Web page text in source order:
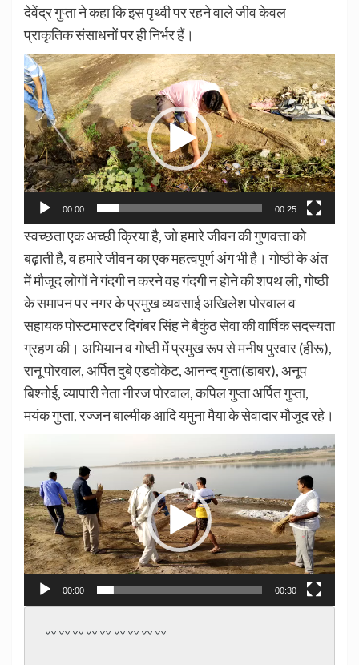
देवेंद्र गुप्ता ने कहा कि इस पृथ्वी पर रहने वाले जीव केवल
प्राकृतिक संसाधनों पर ही निर्भर हैं।
Video
Player
00:00 00:25
स्वच्छता एक अच्छी क्रिया है, जो हमारे जीवन की गुणवत्ता को
बढ़ाती है, व हमारे जीवन का एक महत्वपूर्ण अंग भी है। गोष्ठी के अंत
में मौजूद लोगों ने गंदगी न करने वह गंदगी न होने की शपथ ली, गोष्ठी
के समापन पर नगर के प्रमुख व्यवसाई अखिलेश पोरवाल व
सहायक पोस्टमास्टर दिगंबर सिंह ने बैकुंठ सेवा की वार्षिक सदस्यता
ग्रहण की। अभियान व गोष्ठी में प्रमुख रूप से मनीष पुरवार (हीरू),
रानू पोरवाल, अर्पित दुबे एडवोकेट, आनन्द गुप्ता(डाबर), अनूप
बिश्नोई, व्यापारी नेता नीरज पोरवाल, कपिल गुप्ता अर्पित गुप्ता,
मयंक गुप्ता, रज्जन बाल्मीक आदि यमुना मैया के सेवादार मौजूद रहे।
Player
00:00 00:30